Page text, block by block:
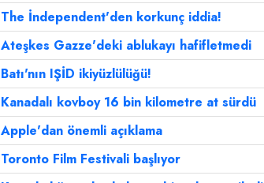
The İndependent'den korkunç iddia!
Ateşkes Gazze'deki ablukayı hafifletmedi
Batı'nın IŞİD ikiyüzlülüğü!
Kanadalı kovboy 16 bin kilometre at sürdü
Apple'dan önemli açıklama
Toronto Film Festivali başlıyor